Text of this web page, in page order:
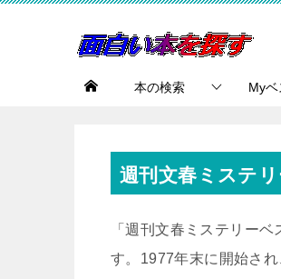
本の検索 My
週刊文春ミステ
「週刊文春ミステリー
す。1977年末に開始さ